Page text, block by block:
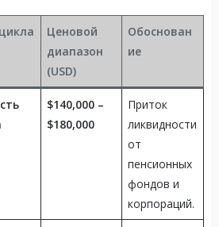
Ценовой
диапазон
(USD)
Обоснован
ие
$140,000 –
$180,000
Приток
ликвидности
от
пенсионных
фондов и
корпораций.